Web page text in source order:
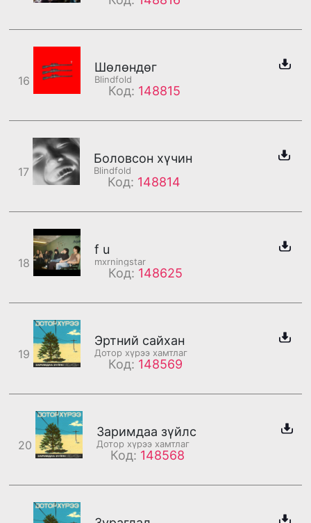
16
Шөлөндөг
Blindfold
Код: 148815
17
Боловсон хүчин
Blindfold
Код: 148814
18
f u
mxrningstar
Код: 148625
19
Эртний сайхан
Дотор хүрээ хамтлаг
Код: 148569
20
Заримдаа зүйлс
Дотор хүрээ хамтлаг
Код: 148568